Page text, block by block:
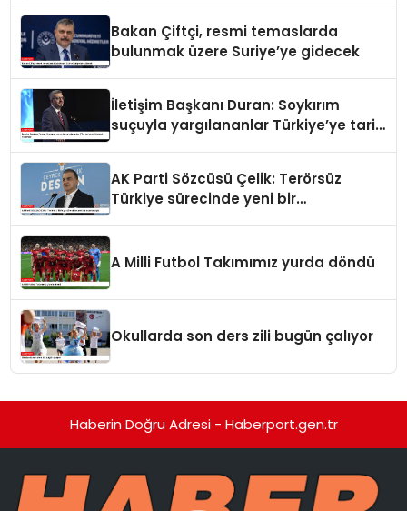
Bakan Çiftçi, resmi temaslarda
bulunmak üzere Suriye’ye gidecek
İletişim Başkanı Duran: Soykırım
suçuyla yargılananlar Türkiye’ye tarih
AK Parti Sözcüsü Çelik: Terörsüz
Türkiye sürecinde yeni bir
A Milli Futbol Takımımız yurda döndü
Okullarda son ders zili bugün çalıyor
Haberin Doğru Adresi - Haberport.gen.tr